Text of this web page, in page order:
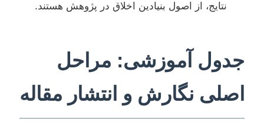
نتایج، از اصول بنیادین اخلاق در پژوهش هستند.
جدول آموزشی: مراحل
اصلی نگارش و انتشار مقاله